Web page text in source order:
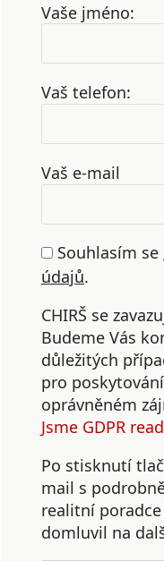
Vaše jméno:
Vaš telefon:
Vaš e-mail
Souhlasím se
údajů.
CHIRŠ se
Budeme Vás
důležitých
pro
oprávněném
Jsme GDPR
Po stisknutí
mail s
realitní poradce
domluvil na